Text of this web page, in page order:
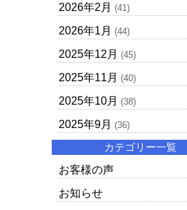
2026年2月 (41)
2026年1月 (44)
2025年12月 (45)
2025年11月 (40)
2025年10月 (38)
2025年9月 (36)
カテゴリー一覧
お客様の声
お知らせ